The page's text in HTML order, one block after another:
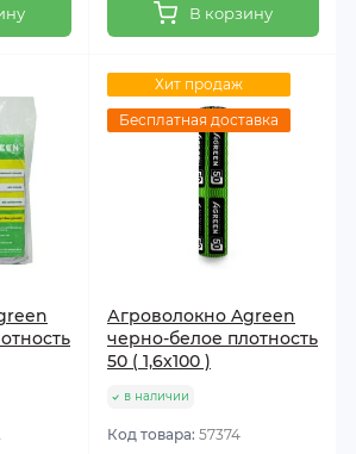
В корзину
Хит продаж
Бесплатная доставка
Агроволокно Agreen
черно-белое плотность
50 ( 1,6х100 )
в наличии
Код товара: 57374